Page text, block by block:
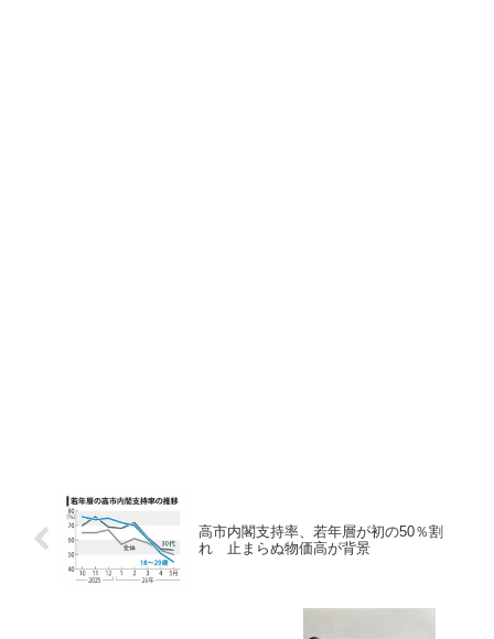
高市内閣支持率、若年層が初の50％割
れ 止まらぬ物価高が背景